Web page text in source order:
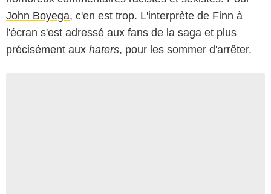
John Boyega, c'en est trop. L'interprète de Finn à
l'écran s'est adressé aux fans de la saga et plus
précisément aux haters, pour les sommer d'arrêter.